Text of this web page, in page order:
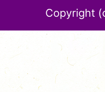
Copyright